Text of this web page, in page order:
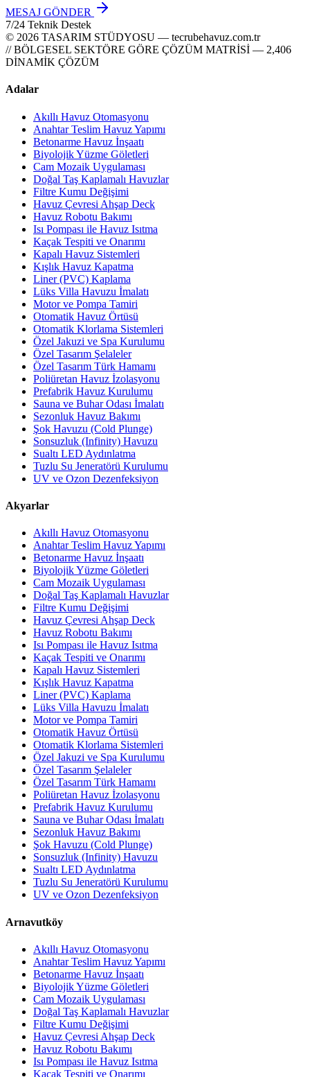
MESAJ GÖNDER
7/24 Teknik Destek
© 2026 TASARIM STÜDYOSU — tecrubehavuz.com.tr
// BÖLGESEL SEKTÖRE GÖRE ÇÖZÜM MATRİSİ — 2,406
DİNAMİK ÇÖZÜM
Adalar
Akıllı Havuz Otomasyonu
Anahtar Teslim Havuz Yapımı
Betonarme Havuz İnşaatı
Biyolojik Yüzme Göletleri
Cam Mozaik Uygulaması
Doğal Taş Kaplamalı Havuzlar
Filtre Kumu Değişimi
Havuz Çevresi Ahşap Deck
Havuz Robotu Bakımı
Isı Pompası ile Havuz Isıtma
Kaçak Tespiti ve Onarımı
Kapalı Havuz Sistemleri
Kışlık Havuz Kapatma
Liner (PVC) Kaplama
Lüks Villa Havuzu İmalatı
Motor ve Pompa Tamiri
Otomatik Havuz Örtüsü
Otomatik Klorlama Sistemleri
Özel Jakuzi ve Spa Kurulumu
Özel Tasarım Şelaleler
Özel Tasarım Türk Hamamı
Poliüretan Havuz İzolasyonu
Prefabrik Havuz Kurulumu
Sauna ve Buhar Odası İmalatı
Sezonluk Havuz Bakımı
Şok Havuzu (Cold Plunge)
Sonsuzluk (Infinity) Havuzu
Sualtı LED Aydınlatma
Tuzlu Su Jeneratörü Kurulumu
UV ve Ozon Dezenfeksiyon
Akyarlar
Akıllı Havuz Otomasyonu
Anahtar Teslim Havuz Yapımı
Betonarme Havuz İnşaatı
Biyolojik Yüzme Göletleri
Cam Mozaik Uygulaması
Doğal Taş Kaplamalı Havuzlar
Filtre Kumu Değişimi
Havuz Çevresi Ahşap Deck
Havuz Robotu Bakımı
Isı Pompası ile Havuz Isıtma
Kaçak Tespiti ve Onarımı
Kapalı Havuz Sistemleri
Kışlık Havuz Kapatma
Liner (PVC) Kaplama
Lüks Villa Havuzu İmalatı
Motor ve Pompa Tamiri
Otomatik Havuz Örtüsü
Otomatik Klorlama Sistemleri
Özel Jakuzi ve Spa Kurulumu
Özel Tasarım Şelaleler
Özel Tasarım Türk Hamamı
Poliüretan Havuz İzolasyonu
Prefabrik Havuz Kurulumu
Sauna ve Buhar Odası İmalatı
Sezonluk Havuz Bakımı
Şok Havuzu (Cold Plunge)
Sonsuzluk (Infinity) Havuzu
Sualtı LED Aydınlatma
Tuzlu Su Jeneratörü Kurulumu
UV ve Ozon Dezenfeksiyon
Arnavutköy
Akıllı Havuz Otomasyonu
Anahtar Teslim Havuz Yapımı
Betonarme Havuz İnşaatı
Biyolojik Yüzme Göletleri
Cam Mozaik Uygulaması
Doğal Taş Kaplamalı Havuzlar
Filtre Kumu Değişimi
Havuz Çevresi Ahşap Deck
Havuz Robotu Bakımı
Isı Pompası ile Havuz Isıtma
Kaçak Tespiti ve Onarımı